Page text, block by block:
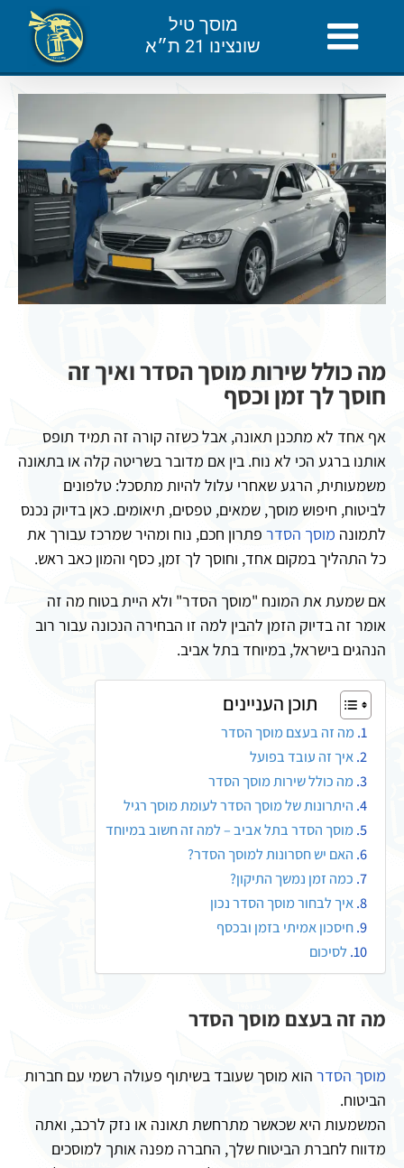
מוסך טיל
שונצינו 21 ת״א
צפה
בתמונה
מוגדלת
מה כולל שירות מוסך הסדר ואיך זה
חוסך לך זמן וכסף
אף אחד לא מתכנן תאונה, אבל כשזה קורה זה תמיד תופס
אותנו ברגע הכי לא נוח. בין אם מדובר בשריטה קלה או בתאונה
משמעותית, הרגע שאחרי עלול להיות מתסכל: טלפונים
לביטוח, חיפוש מוסך, שמאים, טפסים, תיאומים. כאן בדיוק נכנס
לתמונה מוסך הסדר פתרון חכם, נוח ומהיר שמרכז עבורך את
כל התהליך במקום אחד, וחוסך לך זמן, כסף והמון כאב ראש.
אם שמעת את המונח "מוסך הסדר" ולא היית בטוח מה זה
אומר זה בדיוק הזמן להבין למה זו הבחירה הנכונה עבור רוב
הנהגים בישראל, במיוחד בתל אביב.
תוכן העניינים
מה זה בעצם מוסך הסדר
איך זה עובד בפועל
מה כולל שירות מוסך הסדר
היתרונות של מוסך הסדר לעומת מוסך רגיל
מוסך הסדר בתל אביב – למה זה חשוב במיוחד
האם יש חסרונות למוסך הסדר?
כמה זמן נמשך התיקון?
איך לבחור מוסך הסדר נכון
חיסכון אמיתי בזמן ובכסף
לסיכום
מה זה בעצם מוסך הסדר
מוסך הסדר הוא מוסך שעובד בשיתוף פעולה רשמי עם חברות
הביטוח.
המשמעות היא שכאשר מתרחשת תאונה או נזק לרכב, ואתה
מדווח לחברת הביטוח שלך, החברה מפנה אותך למוסכים